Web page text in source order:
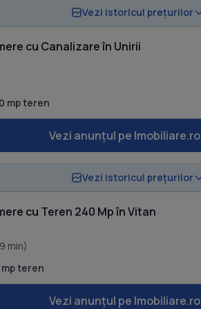
Vezi istoricul prețurilor
cu Canalizare în Unirii
mp teren
Vezi anunțul pe Imobiliare.ro
Vezi istoricul prețurilor
cu Teren 240 Mp în Vitan
min)
teren
Vezi anunțul pe Imobiliare.ro